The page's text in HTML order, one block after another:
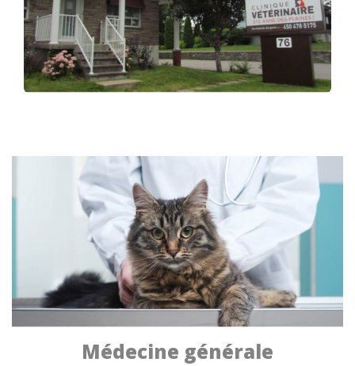
Médecine générale